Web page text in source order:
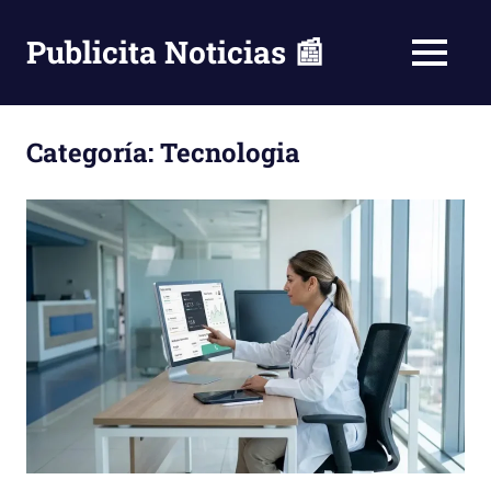
contenido
Publicita Noticias 📰 MENÚ
Categoría:Tecnologia